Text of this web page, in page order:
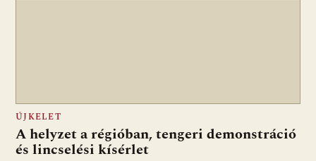
ÚJKELET
A helyzet a régióban, tengeri demonstráció
és lincselési kísérlet